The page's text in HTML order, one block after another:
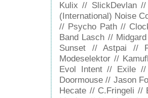
Kulix // SlickDevlan
(International) Noise
// Psycho Path //
Band Lasch //
Sunset // Astpai //
Modeselektor //
Evol Intent // Exile
Doormouse // Jason
Hecate // C.Fringeli //